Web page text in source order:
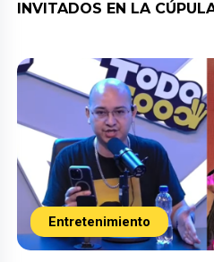
INVITADOS EN LA
Entretenimiento